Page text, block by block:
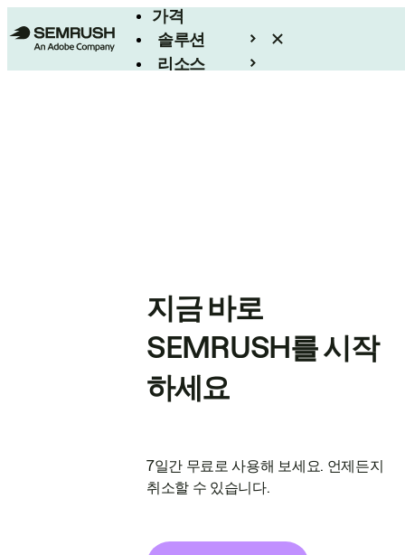
가격
솔루션
리소스
지금 바로
SEMRUSH를 시작
하세요
7일간 무료로 사용해 보세요. 언제든지
취소할 수 있습니다.